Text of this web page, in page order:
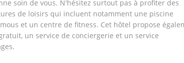
soin de vous. N'hésitez surtout pas à profiter des
de loisirs qui incluent notamment une piscine
et un centre de fitness. Cet hôtel propose
un service de conciergerie et un service